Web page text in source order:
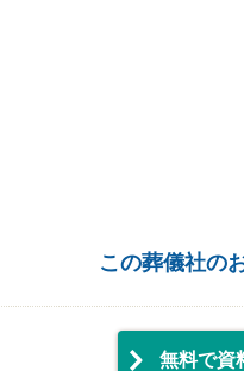
この葬儀社の
無料で資